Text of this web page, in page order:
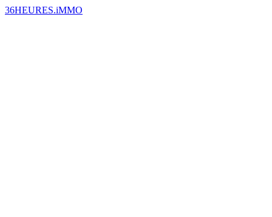
36HEURES.iMMO